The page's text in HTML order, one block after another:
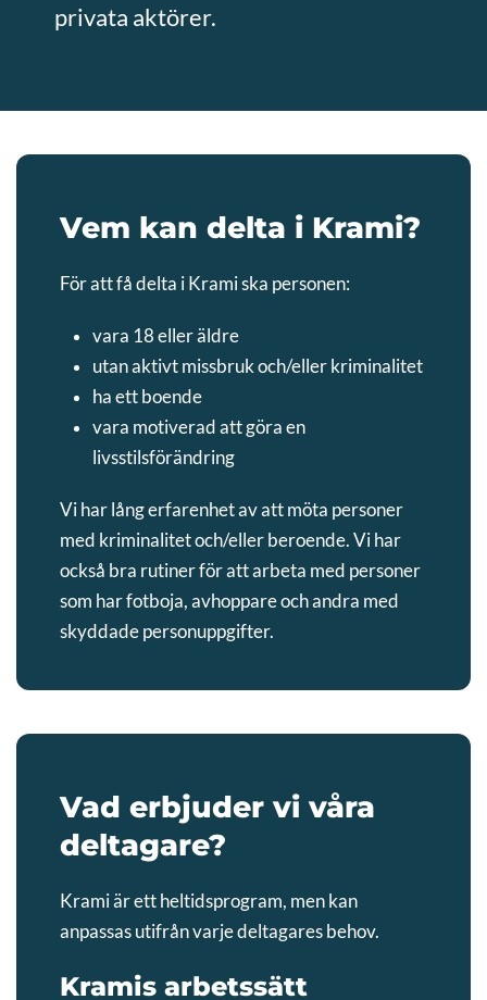
privata aktörer.
Vem kan delta i Krami?
För att få delta i Krami ska personen:
vara 18 eller äldre
utan aktivt missbruk och/eller kriminalitet
ha ett boende
vara motiverad att göra en
livsstilsförändring
Vi har lång erfarenhet av att möta personer
med kriminalitet och/eller beroende. Vi har
också bra rutiner för att arbeta med personer
som har fotboja, avhoppare och andra med
skyddade personuppgifter.
Vad erbjuder vi våra
deltagare?
Krami är ett heltidsprogram, men kan
anpassas utifrån varje deltagares behov.
Kramis arbetssätt